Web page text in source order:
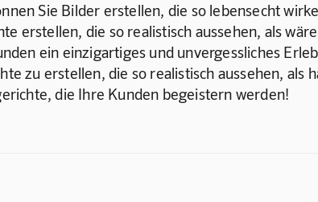
Sie Bilder erstellen, die so lebensecht
erstellen, die so realistisch aussehen, als
ein einzigartiges und unvergessliches
zu erstellen, die so realistisch aussehen, als
die Ihre Kunden begeistern werden!